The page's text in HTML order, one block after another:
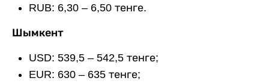
RUB: 6,30 – 6,50 тенге.
Шымкент
USD: 539,5 – 542,5 тенге;
EUR: 630 – 635 тенге;